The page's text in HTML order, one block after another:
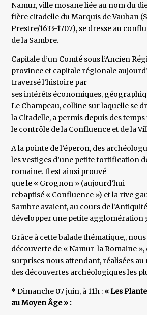
Namur, ville mosane liée au nom du
fière citadelle du Marquis de Vauban
Prestre/1633-1707), se dresse au
de la Sambre.
Capitale d’un Comté sous l’Ancien
province et capitale régionale
traversé l’histoire par
ses intérêts économiques,
Le Champeau, colline sur laquelle se
la Citadelle, a permis depuis des
le contrôle de la Confluence et de la
A la pointe de l’éperon, des
les vestiges d’une petite fortification
romaine. Il est ainsi prouvé
que le « Grognon » (aujourd’hui
rebaptisé « Confluence ») et la rive
Sambre avaient, au cours de
développer une petite
Grâce à cette balade thématique,,
découverte de « Namur-la Romaine
surprises nous attendant, réalisées
des découvertes archéologiques les
* Dimanche 07 juin, à 11h : « Les
au Moyen Âge » :